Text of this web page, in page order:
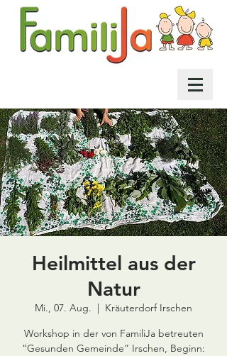
Heilmittel aus der
Natur
Mi., 07. Aug.
  |
Kräuterdorf Irschen
Workshop in der von FamiliJa betreuten
“Gesunden Gemeinde” Irschen, Beginn: